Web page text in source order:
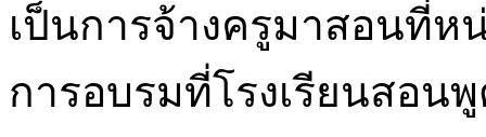
เป็นการจ้างครูมาสอนที่ห
การอบรมที่โรงเรียนสอน